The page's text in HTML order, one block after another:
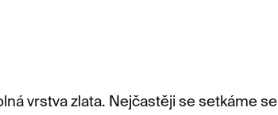
vrstva zlata. Nejčastěji se setkáme